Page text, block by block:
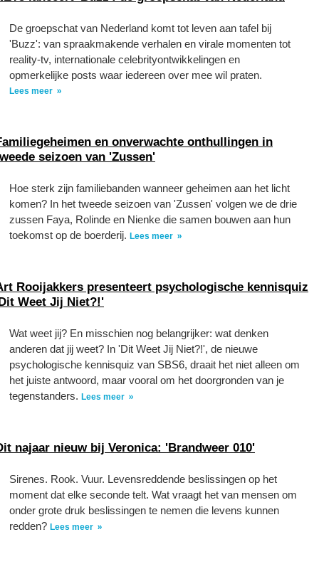
De groepschat van Nederland komt tot leven aan tafel bij
'Buzz': van spraakmakende verhalen en virale momenten tot
reality-tv, internationale celebrityontwikkelingen en
opmerkelijke posts waar iedereen over mee wil praten.
Lees meer
en onverwachte onthullingen in
seizoen van 'Zussen'
Hoe sterk zijn familiebanden wanneer geheimen aan het licht
komen? In het tweede seizoen van 'Zussen' volgen we de drie
zussen Faya, Rolinde en Nienke die samen bouwen aan hun
toekomst op de boerderij. Lees meer
Rooijakkers presenteert psychologische kennisquiz
Weet Jij Niet?!'
Wat weet jij? En misschien nog belangrijker: wat denken
anderen dat jij weet? In 'Dit Weet Jij Niet?!', de nieuwe
psychologische kennisquiz van SBS6, draait het niet alleen om
het juiste antwoord, maar vooral om het doorgronden van je
tegenstanders. Lees meer
najaar nieuw bij Veronica: 'Brandweer 010'
Sirenes. Rook. Vuur. Levensreddende beslissingen op het
moment dat elke seconde telt. Wat vraagt het van mensen om
onder grote druk beslissingen te nemen die levens kunnen
redden? Lees meer